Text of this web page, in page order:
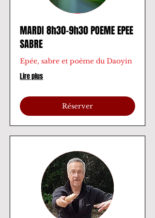
MARDI 8h30-9h30 POEME EPEE
SABRE
Epée, sabre et poème du Daoyin
Lire plus
Réserver